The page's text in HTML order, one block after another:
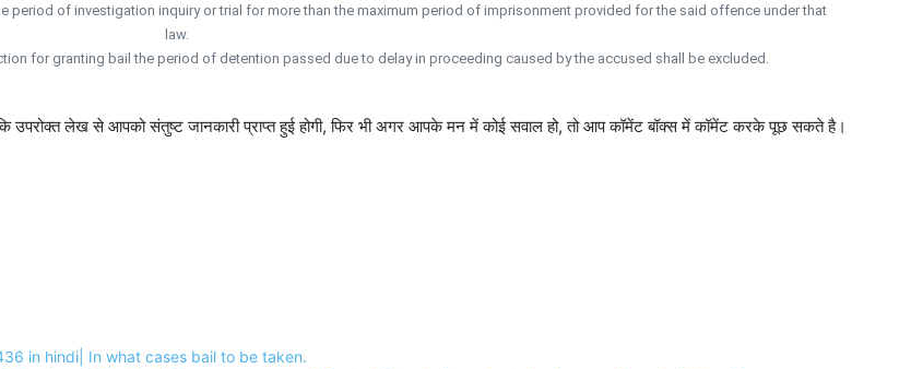
period of investigation inquiry or trial for more than the maximum period of imprisonment provided for the said offence under that
law.
for granting bail the period of detention passed due to delay in proceeding caused by the accused shall be excluded.
उपरोक्त लेख से आपको संतुष्ट जानकारी प्राप्त हुई होगी, फिर भी अगर आपके मन में कोई सवाल हो, तो आप कॉमेंट बॉक्स में कॉमेंट करके पूछ सकते है।
436 in hindi| In what cases bail to be taken.